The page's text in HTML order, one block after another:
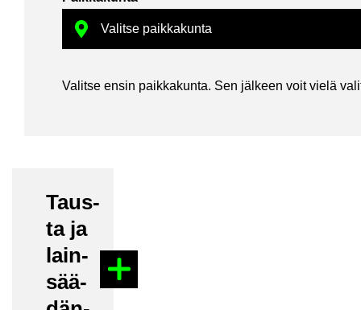
Va­lit­se ensin paik­ka­kun­ta. Sen jäl­keen voit vielä
Taus­
ta ja
lain­
sää­